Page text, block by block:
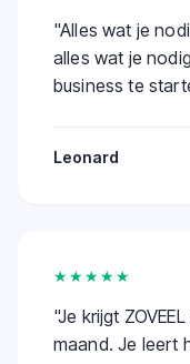
"Alles wat je
alles wat je
business te
Leonard
★★★★★
"Je krijgt
maand. Je leert